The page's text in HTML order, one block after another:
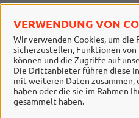
VERWENDUNG VON
Wir verwenden Cookies, um
sicherzustellen, Funktionen
können und die Zugriffe auf
Die Drittanbieter führen diese
mit weiteren Daten
haben oder die sie im Rahmen
gesammelt haben.
Stadt
Alle Rechte